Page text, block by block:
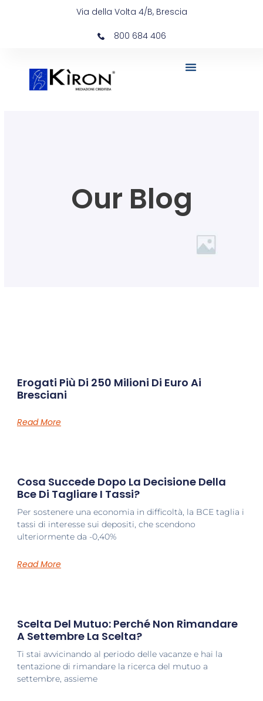
Via della Volta 4/B, Brescia
800 684 406
Our Blog
Erogati Più Di 250 Milioni Di Euro Ai
Bresciani
Read More
Cosa Succede Dopo La Decisione Della
Bce Di Tagliare I Tassi?
Per sostenere una economia in difficoltà, la BCE taglia i
tassi di interesse sui depositi, che scendono
ulteriormente da -0,40%
Read More
Scelta Del Mutuo: Perché Non Rimandare
A Settembre La Scelta?
Ti stai avvicinando al periodo delle vacanze e hai la
tentazione di rimandare la ricerca del mutuo a
settembre, assieme
Pagina
Pagina